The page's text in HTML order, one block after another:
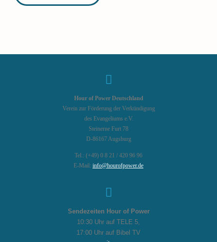
Hour of Power Deutschland
Verein zur Förderung der Verkündigung
des Evangeliums e.V.
Steinerne Furt 78
D-86167 Augsburg
Tel.: (+49) 0 8 21 / 420 96 96
E-Mail: info@hourofpower.de
Sendezeiten Hour of Power
10:30 Uhr auf TELE 5,
17:00 Uhr auf Bibel TV